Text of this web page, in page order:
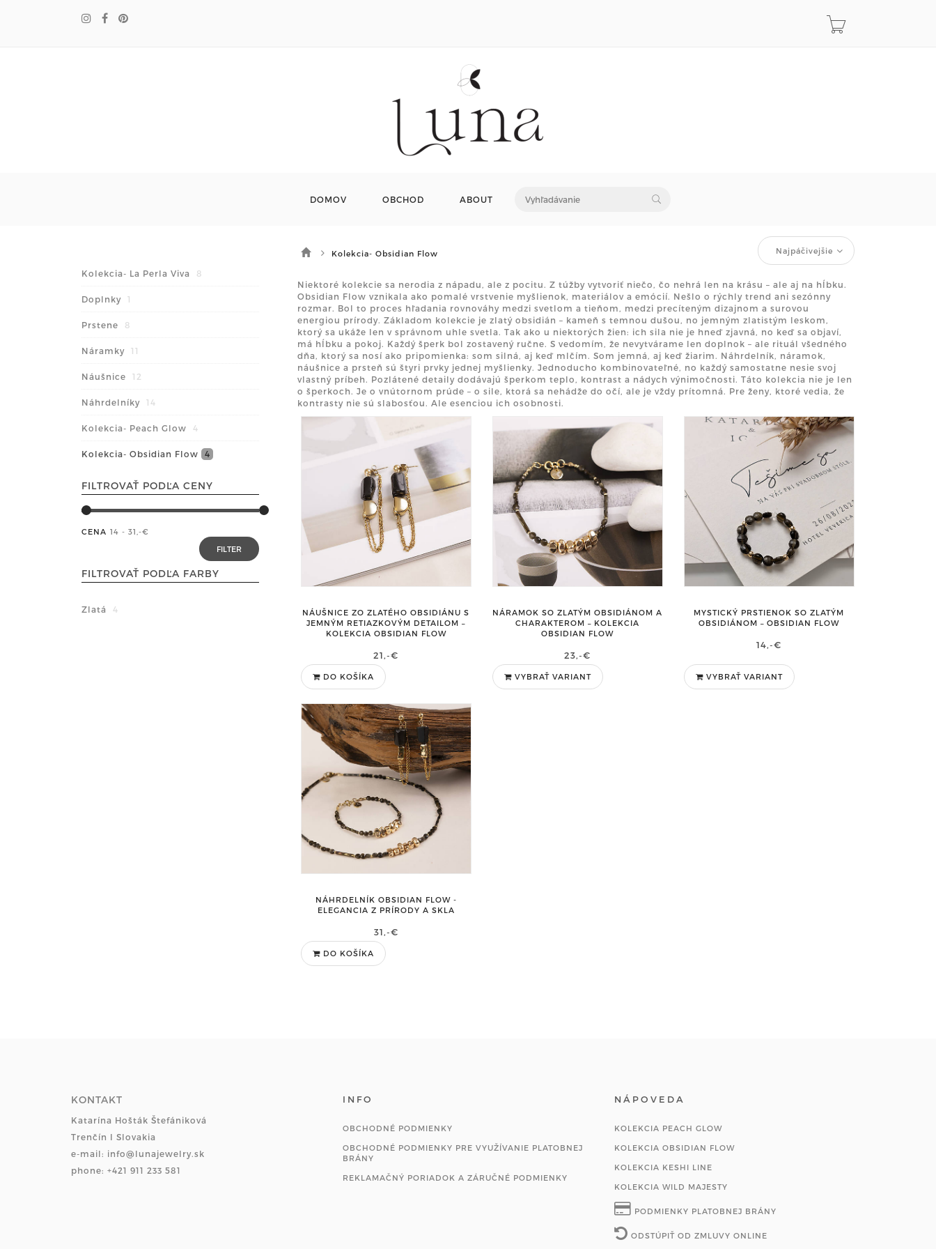
DOMOV OBCHOD ABOUT
Kolekcia- La Perla Viva 8
Doplnky 1
Prstene 8
Náramky 11
Náušnice 12
Náhrdelníky 14
Kolekcia- Peach Glow 4
Kolekcia- Obsidian Flow 4
FILTROVAŤ PODĽA CENY
CENA 14 - 31 ,-€
FILTROVAŤ PODĽA FARBY
Zlatá 4
Kolekcia- Obsidian Flow Najpáčivejšie
Niektoré kolekcie sa nerodia z nápadu, ale z pocitu. Z túžby vytvoriť niečo, čo nehrá len na krásu – ale aj na hĺbku.
Obsidian Flow vznikala ako pomalé vrstvenie myšlienok, materiálov a emócií. Nešlo o rýchly trend ani sezónny
rozmar. Bol to proces hľadania rovnováhy medzi svetlom a tieňom, medzi precíteným dizajnom a surovou
energiou prírody. Základom kolekcie je zlatý obsidián – kameň s temnou dušou, no jemným zlatistým leskom,
ktorý sa ukáže len v správnom uhle svetla. Tak ako u niektorých žien: ich sila nie je hneď zjavná, no keď sa objaví,
má hĺbku a pokoj. Každý šperk bol zostavený ručne. S vedomím, že nevytvárame len doplnok – ale rituál všedného
dňa, ktorý sa nosí ako pripomienka: som silná, aj keď mlčím. Som jemná, aj keď žiarim. Náhrdelník, náramok,
náušnice a prsteň sú štyri prvky jednej myšlienky. Jednoducho kombinovateľné, no každý samostatne nesie svoj
vlastný príbeh. Pozlátené detaily dodávajú šperkom teplo, kontrast a nádych výnimočnosti. Táto kolekcia nie je len
o šperkoch. Je o vnútornom prúde – o sile, ktorá sa nehádže do očí, ale je vždy prítomná. Pre ženy, ktoré vedia, že
kontrasty nie sú slabosťou. Ale esenciou ich osobnosti.
NÁUŠNICE ZO ZLATÉHO OBSIDIÁNU S
JEMNÝM RETIAZKOVÝM DETAILOM –
KOLEKCIA OBSIDIAN FLOW
21,-€
DO KOŠÍKA
NÁRAMOK SO ZLATÝM OBSIDIÁNOM A
CHARAKTEROM – KOLEKCIA
OBSIDIAN FLOW
23,-€
VYBRAŤ VARIANT
MYSTICKÝ PRSTIENOK SO ZLATÝM
OBSIDIÁNOM – OBSIDIAN FLOW
14,-€
VYBRAŤ VARIANT
NÁHRDELNÍK OBSIDIAN FLOW -
ELEGANCIA Z PRÍRODY A SKLA
31,-€
DO KOŠÍKA
KONTAKT
Katarína Hošták Štefániková
Trenčín I Slovakia
e-mail: info@lunajewelry.sk
phone: +421 911 233 581
INFO
OBCHODNÉ PODMIENKY
OBCHODNÉ PODMIENKY PRE VYUŽÍVANIE PLATOBNEJ
BRÁNY
REKLAMAČNÝ PORIADOK A ZÁRUČNÉ PODMIENKY
NÁPOVEDA
KOLEKCIA PEACH GLOW
KOLEKCIA OBSIDIAN FLOW
KOLEKCIA KESHI LINE
KOLEKCIA WILD MAJESTY
PODMIENKY PLATOBNEJ BRÁNY
ODSTÚPIŤ OD ZMLUVY ONLINE